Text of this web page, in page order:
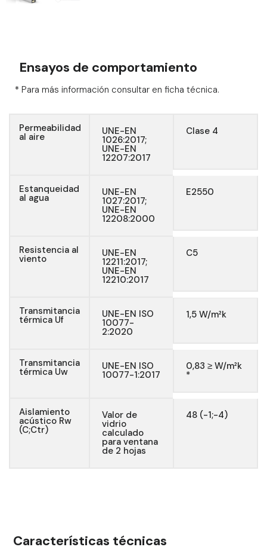
Ensayos de comportamiento
* Para más información consultar en ficha técnica.
Permeabilidad
al aire UNE-EN
1026:2017;
UNE-EN
12207:2017
Clase 4
Estanqueidad
al agua UNE-EN
1027:2017;
UNE-EN
12208:2000
E2550
Resistencia al
viento UNE-EN
12211:2017;
UNE-EN
12210:2017
C5
Transmitancia
térmica Uf UNE-EN ISO
10077-
2:2020
1,5 W/m²k
Transmitancia
térmica Uw UNE-EN ISO
10077-1:2017
0,83 ≥ W/m²k
*
Aislamiento
acústico Rw
(C;Ctr)
Valor de
vidrio
calculado
para ventana
de 2 hojas
48 (-1;-4)
Características técnicas